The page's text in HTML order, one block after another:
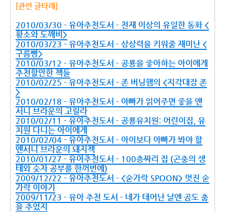
[관련 글타래]
2010/03/30 - 유아추천도서 - 천재 이상의 유일한 동화 <
황소와 도깨비>
2010/03/23 - 유아추천도서 - 상상력을 키워줄 재미난 <
구름빵>
2010/03/12 - 유아추천도서 - 공룡을 좋아하는 아이에게
추천할만한 책들
2010/02/25 - 유아추천도서 - 존 버닝햄의 <지각대장 존
>
2010/02/18 - 유아추천도서 - 아빠가 읽어주면 좋을 앤
서니 브라운의 고릴라
2010/02/11 - 유아추천도서 - 공룡유치원: 어린이집, 유
치원 다니는 아이에게
2010/02/04 - 유아추천도서 - 아이보다 아빠가 봐야 할
앤서니 브라운의 돼지책
2010/01/27 - 유아추천도서 - 100층짜리 집 (곤충의 생
태와 숫자 공부를 한꺼번에)
2009/12/22 - 유아추천도서 - <숟가락 SPOON> 멋진 숟
가락 이야기
2009/11/23 - 유아 추천 도서 - 네가 태어난 날엔 곰도 춤
을 추었지